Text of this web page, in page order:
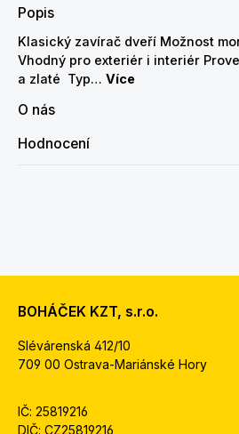
Popis
Klasický zavírač dveří Možnost
Vhodný pro exteriér i interiér
a zlaté Typ… Více
O nás
Hodnocení
BOHÁČEK KZT, s.r.o.
Slévárenská 412/10
709 00 Ostrava-Mariánské Hory
IČ: 25819216
DIČ: CZ25819216